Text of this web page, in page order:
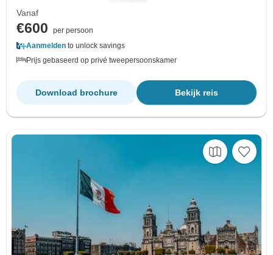
Vanaf
€600
per persoon
Aanmelden to unlock savings
Prijs gebaseerd op privé tweepersoonskamer
Bekijk reis
Download brochure